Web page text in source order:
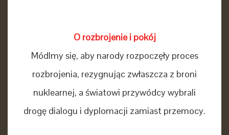
O rozbrojenie i pokój
Módlmy się, aby narody rozpoczęły proces
rozbrojenia, rezygnując zwłaszcza z broni
nuklearnej, a światowi przywódcy wybrali
drogę dialogu i dyplomacji zamiast przemocy.